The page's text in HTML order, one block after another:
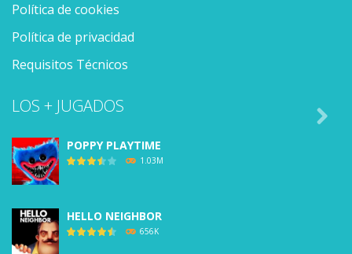
Política de cookies
Política de privacidad
Requisitos Técnicos
LOS + JUGADOS
POPPY PLAYTIME
1.03M
HELLO NEIGHBOR
656K
